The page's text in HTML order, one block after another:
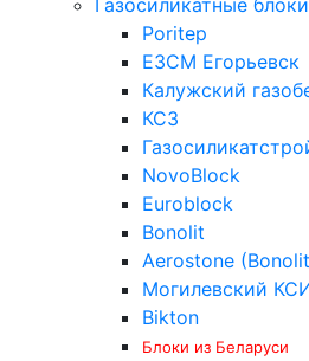
Газосиликатные блоки
Poritep
ЕЗСМ Егорьевск
Калужский
КСЗ
NovoBlock
Euroblock
Bonolit
Aerostone
Могилевский
Bikton
Блоки из Беларуси